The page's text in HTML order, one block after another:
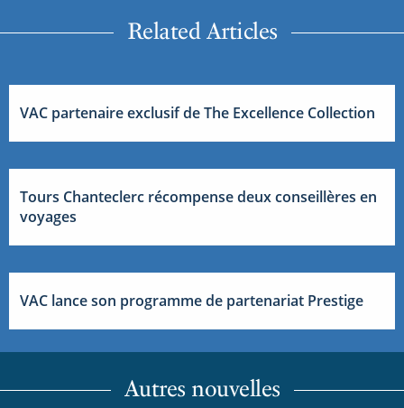
Related Articles
VAC partenaire exclusif de The Excellence Collection
Tours Chanteclerc récompense deux conseillères en
voyages
VAC lance son programme de partenariat Prestige
Autres nouvelles